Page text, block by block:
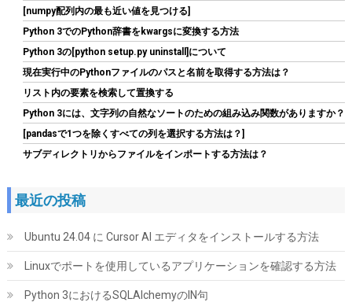
Tuloka 4個ヒートシンク 導熱接着シート4pcs付き 熱暴走対策 冷
却ラジエーターフィンCPU ICチップ 回路基板 LEDアンプに適用
アルミニウム 黒 70mm×22mm×6mm
こちら
[numpy配列内の最も近い値を見つける]
Python 3でのPython辞書をkwargsに変換する方法
Python 3の[python setup.py uninstall]について
現在実行中のPythonファイルのパスと名前を取得する方法は？
リスト内の要素を検索して置換する
Python 3には、文字列の自然なソートのための組み込み関数がありますか？
[pandasで1つを除くすべての列を選択する方法は？]
サブディレクトリからファイルをインポートする方法は？
最近の投稿
Ubuntu 24.04 に Cursor AI エディタをインストールする方法
Linuxでポートを使用しているアプリケーションを確認する方法
Python 3におけるSQLAlchemyのIN句